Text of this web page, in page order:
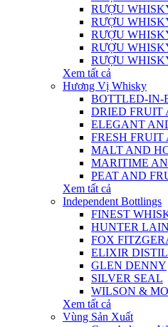
RƯỢU
RƯỢU
RƯỢU
RƯỢU
RƯỢU
Xem tất cả
Hương Vị Whisky
BOTTLED-IN-
DRIED FRUIT
ELEGANT
FRESH
MALT AND
MARITIME
PEAT AND
Xem tất cả
Independent Bottlings
FINEST
HUNTER
FOX
ELIXIR
GLEN DENNY
SILVER SEAL
WILSON &
Xem tất cả
Vùng Sản Xuất